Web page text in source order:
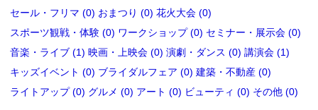
セール・フリマ (0) おまつり (0) 花火大会 (0)
スポーツ観戦・体験 (0) ワークショップ (0) セミナー・展示会 (0)
音楽・ライブ (1) 映画・上映会 (0) 演劇・ダンス (0) 講演会 (1)
キッズイベント (0) ブライダルフェア (0) 建築・不動産 (0)
ライトアップ (0) グルメ (0) アート (0) ビューティ (0) その他 (0)